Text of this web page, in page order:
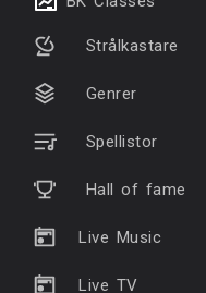
Strålkastare
Genrer
Spellistor
Hall of fame
Live Music
Live TV